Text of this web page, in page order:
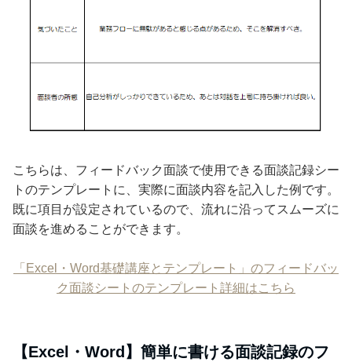
こちらは、フィードバック面談で使用できる面談記録シー
トのテンプレートに、実際に面談内容を記入した例です。
既に項目が設定されているので、流れに沿ってスムーズに
面談を進めることができます。
「Excel・Word基礎講座とテンプレート」のフィードバッ
ク面談シートのテンプレート詳細はこちら
【Excel・Word】簡単に書ける面談記録のフ